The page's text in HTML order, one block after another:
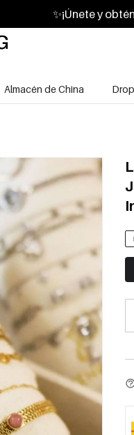
✨¡Únete y
Almacén de China